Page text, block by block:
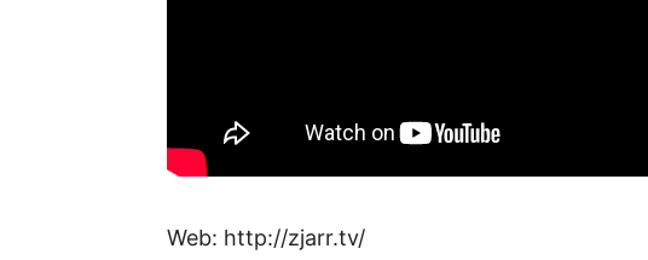
Web: http://zjarr.tv/